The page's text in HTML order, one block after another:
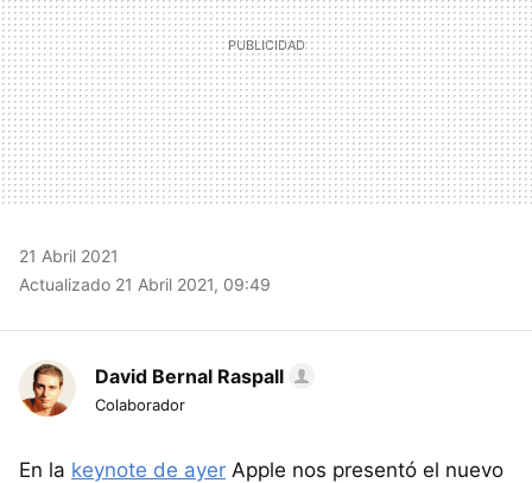
21 Abril 2021
Actualizado 21 Abril 2021, 09:49
David Bernal Raspall
Colaborador
En la keynote de ayer Apple nos presentó el nuevo